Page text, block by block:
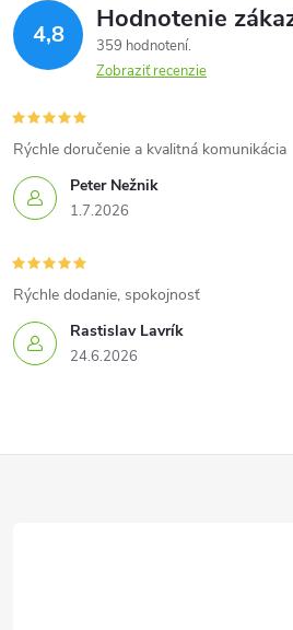
4,8 Hodnotenie
359 hodnotení
Zobraziť recenzie
Peter Nežnik
1.7.2026
Rýchle doručenie a kvalitná komunikácia
Rastislav Lavrík
24.6.2026
Rýchle dodanie, spokojnosť